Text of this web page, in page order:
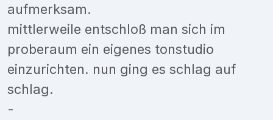
aufmerksam.
mittlerweile entschloß man sich im
proberaum ein eigenes tonstudio
einzurichten. nun ging es schlag auf
schlag.
-